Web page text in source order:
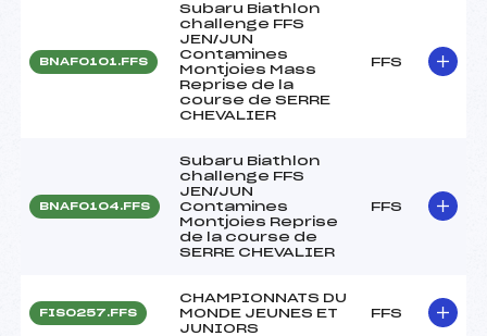
BNAF0101.FFS
Subaru Biathlon
challenge FFS
JEN/JUN
Contamines
Montjoies Mass
Reprise de la
course de SERRE
CHEVALIER
FFS
BNAF0104.FFS
Subaru Biathlon
challenge FFS
JEN/JUN
Contamines
Montjoies Reprise
de la course de
SERRE CHEVALIER
FFS
FIS0257.FFS
CHAMPIONNATS DU
MONDE JEUNES ET
JUNIORS
FFS